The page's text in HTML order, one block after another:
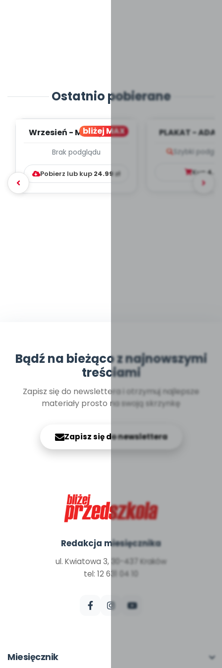
Ostatnio pobierane
bliżej MAX
Wrzesień - MIESIĘCZNY
WYCHOWAWCZO –
DYDAKTYC...
Brak podglądu
Pobierz lub kup 24.99zł
PLAKAT -
Szybki
Kup
Bądź na bieżąco z najnowszymi
treściami
Zapisz się do newslettera i otrzymuj najlepsze
materiały prosto na swoją skrzynkę
Zapisz się do newslettera
Redakcja miesięcznika
ul. Kwiatowa 3, 30-437 Kraków
tel: 12 631 04 10
Miesięcznik